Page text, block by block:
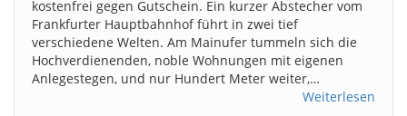
kostenfrei gegen Gutschein. Ein kurzer Abstecher vom
Frankfurter Hauptbahnhof führt in zwei tief
verschiedene Welten. Am Mainufer tummeln sich die
Hochverdienenden, noble Wohnungen mit eigenen
Anlegestegen, und nur Hundert Meter weiter,…
Weiterlesen